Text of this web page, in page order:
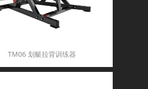
TM06 划艇拉背训练器